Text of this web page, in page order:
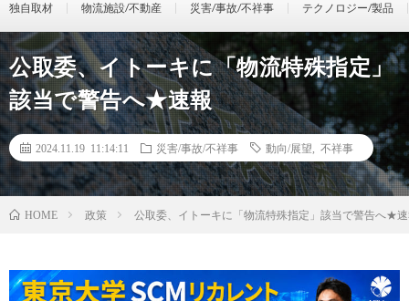
独自取材 物流施設/不動産 災害/事故/不祥事 テクノロジー/製品
公取委、イトーキに「物流特殊指定」
該当で警告へ★速報
2024.11.19 11:14:11 災害/事故/不祥事 動向/展望 不祥事
HOME 政策 公取委、イトーキに「物流特殊指定」該当で警告へ★